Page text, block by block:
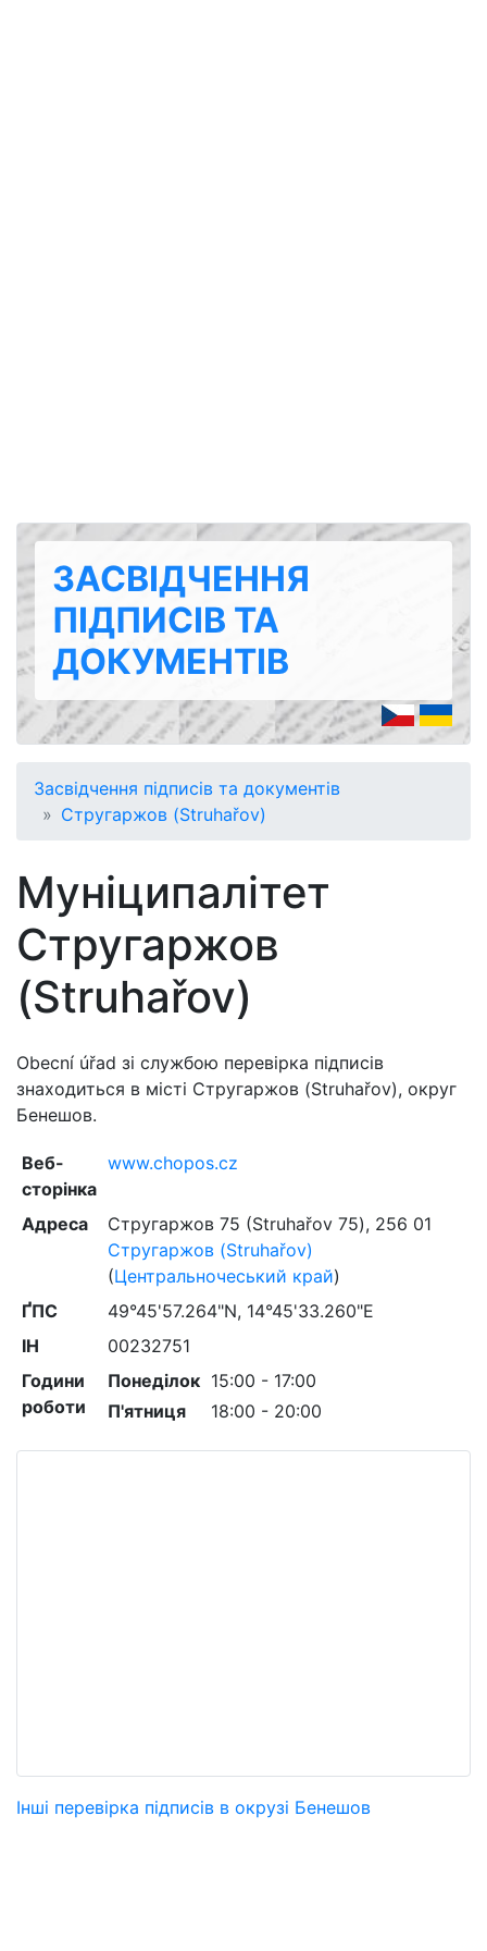
ЗАСВІДЧЕННЯ
ПІДПИСІВ ТА
ДОКУМЕНТІВ
Засвідчення підписів та документів
Стругаржов (Struhařov)
Муніципалітет
Стругаржов
(Struhařov)
Obecní úřad зі службою перевірка підписів
знаходиться в місті Стругаржов (Struhařov), округ
Бенешов.
Веб-
сторінка
www.chopos.cz
Адреса Стругаржов 75 (Struhařov 75), 256 01
Стругаржов (Struhařov)
(Центральночеський край)
ҐПС
49°45'57.264"N, 14°45'33.260"E
ІН
00232751
Години
роботи
Понеділок 15:00 - 17:00
П'ятниця
18:00 - 20:00
Інші перевірка підписів в окрузі Бенешов